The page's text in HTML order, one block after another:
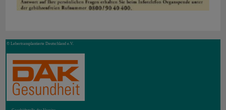
© Lebertransplantierte Deutschland e.V.